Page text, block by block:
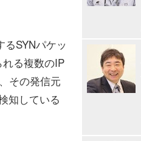
SYNパケッ
る複数のIP
その発信元
知している